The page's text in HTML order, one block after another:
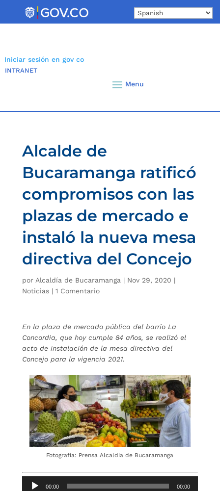
Iniciar sesión en gov co
INTRANET
Alcalde de
Bucaramanga ratificó
compromisos con las
plazas de mercado e
instaló la nueva mesa
directiva del Concejo
por Alcaldía de Bucaramanga | Nov 29, 2020 |
Noticias| 1 Comentario
En la plaza de mercado pública del barrio La
Concordia, que hoy cumple 84 años, se realizó el
acto de instalación de la mesa directiva del
Concejo para la vigencia 2021.
Fotografía: Prensa Alcaldía de Bucaramanga
Reproductor
00:00 00:00